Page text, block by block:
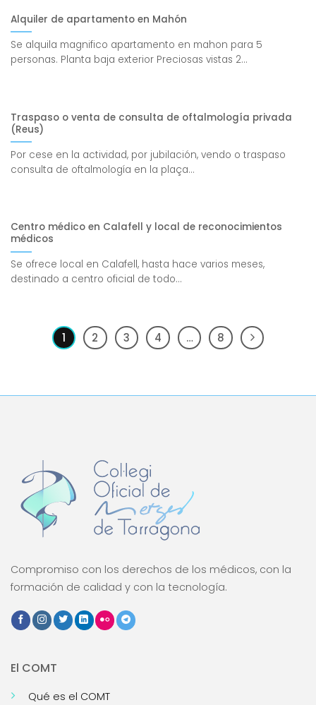
Alquiler de apartamento en Mahón
Se alquila magnifico apartamento en mahon para 5
personas. Planta baja exterior Preciosas vistas 2...
Traspaso o venta de consulta de oftalmología privada
(Reus)
Por cese en la actividad, por jubilación, vendo o traspaso
consulta de oftalmología en la plaça...
Centro médico en Calafell y local de reconocimientos
médicos
Se ofrece local en Calafell, hasta hace varios meses,
destinado a centro oficial de todo...
1 2 3 4 … 8
Compromiso con los derechos de los médicos, con la
formación de calidad y con la tecnología.
El COMT
Qué es el COMT